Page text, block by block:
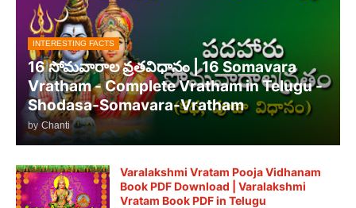
INTERESTING FACTS
16 సోమవారాల వ్రతవిధానం | 16 Somavara
Vratham - Complete Vratham in Telugu -
Shodasa-Somavara-Vratham
by Chanti
Varalakshmi Vratam Pooja Vidhanam
Book PDF Download | Varalakshmi
Vratam Book PDF in Telugu